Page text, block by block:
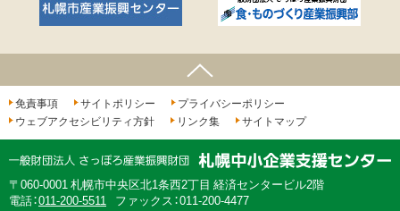
ページの先頭へ
免責事項 サイトポリシー
プライバシーポリシー
ウェブアクセシビリティ方針
リンク集 サイトマップ
060-0001 札幌市中央区北1条西2丁目 経済センタービル2階
電話：011-200-5511 ファックス：011-200-4477